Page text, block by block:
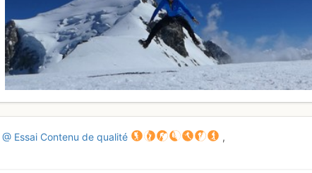
Essai Contenu de qualité
,